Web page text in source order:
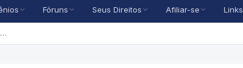
Fóruns Seus Direitos Afiliar-se Links
Funcef faz auditoria em FIPs investigados na Operação Greenfield.